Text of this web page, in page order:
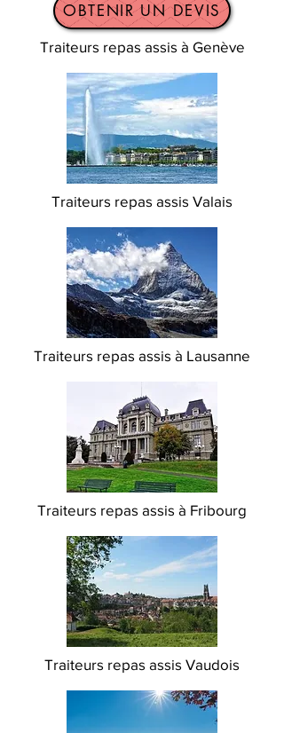
OBTENIR UN DEVIS
Traiteurs repas assis à Genève
Traiteurs repas assis Valais
Traiteurs repas assis à Lausanne
Traiteurs repas assis à Fribourg
Traiteurs repas assis Vaudois